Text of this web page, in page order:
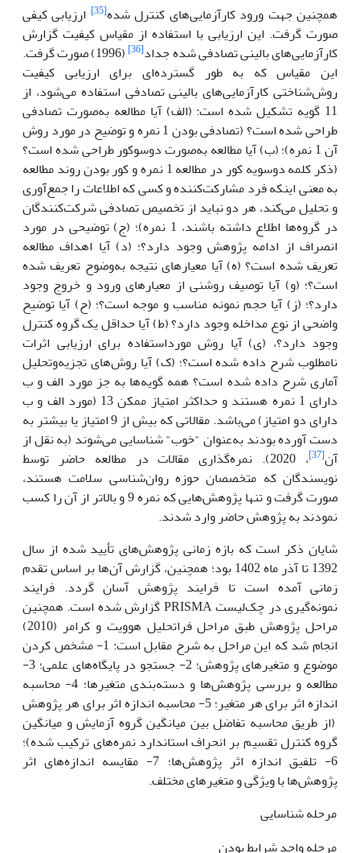
همچنین جهت ورود کارآزمایی‌های کنترل شده[35]
ارزیابی کیفی
صورت گرفت. این ارزیابی با استفاده از مقیاس کیفیت گزارش
کارآزمایی‌های بالینی تصادفی شده جداد[36]
(1996) صورت گرفت.
این مقیاس که به طور گسترده‌ای برای ارزیابی کیفیت
روش‌شناختی کارآزمایی‌های بالینی تصادفی استفاده می‌شود، از
11 گویه تشکیل شده است: (الف) آیا مطالعه به‌صورت تصادفی
طراحی شده است؟ (تصادفی بودن 1 نمره و توضیح در مورد روش
آن 1 نمره)؛ (ب) آیا مطالعه به‌صورت دوسوکور طراحی شده است؟
(ذکر کلمه دوسویه کور در مطالعه 1 نمره و کور بودن روند مطالعه
به معنی اینکه فرد مشارکت‌کننده و کسی که اطلاعات را جمع‌آوری
و تحلیل می‌کند، هر دو نباید از تخصیص تصادفی شرکت‌کنندگان
در گروه‌ها اطلاع داشته باشند، 1 نمره)؛ (ج) توضیحی در مورد
انصراف از ادامه پژوهش وجود دارد؟؛ (د) آیا اهداف مطالعه
تعریف شده است؟ (ه) آیا معیارهای نتیجه به‌وضوح تعریف شده
است؟؛ (و) آیا توصیف روشنی از معیارهای ورود و خروج وجود
دارد؟؛ (ز) آیا حجم نمونه مناسب و موجه است؟؛ (ح) آیا توضیح
واضحی از نوع مداخله وجود دارد؟ (ط) آیا حداقل یک گروه کنترل
وجود دارد؟، (ی) آیا روش مورداستفاده برای ارزیابی اثرات
نامطلوب شرح داده شده است؟؛ (ک) آیا روش‌های تجزیه‌وتحلیل
آماری شرح داده شده است؟ همه گویه‌ها به جز مورد الف و ب
دارای 1 نمره هستند و حداکثر امتیاز ممکن 13 (مورد الف و ب
دارای دو امتیاز) می‌باشد. مقالاتی که بیش از 9 امتیاز یا بیشتر به
دست آورده بودند به‌عنوان "خوب" شناسایی می‌شوند (به نقل از
آن[37]
، 2020). نمره‌گذاری مقالات در مطالعه حاضر توسط
نویسندگان که متخصصان حوزه روان‌شناسی سلامت هستند،
صورت گرفت و تنها پژوهش‌هایی که نمره 9 و بالاتر از آن را کسب
نمودند به پژوهش حاضر وارد شدند.
شایان ذکر است که بازه زمانی پژوهش‌های تأیید شده از سال
1392 تا آذر ماه 1402 بود؛ همچنین، گزارش آن‌ها بر اساس تقدم
زمانی آمده است تا فرایند پژوهش آسان گردد. فرایند
نمونه‌گیری در چک‌لیست PRISMA گزارش شده است. همچنین
مراحل پژوهش طبق مراحل فراتحلیل هوویت و کرامر (2010)
انجام شد که این مراحل به شرح مقابل است: 1- مشخص کردن
موضوع و متغیرهای پژوهش؛ 2- جستجو در پایگاه‌های علمی؛ 3-
مطالعه و بررسی پژوهش‌ها و دسته‌بندی متغیرها؛ 4- محاسبه
اندازه اثر برای هر متغیر؛ 5- محاسبه اندازه اثر برای هر پژوهش
(از طریق محاسبه تفاضل بین میانگین گروه آزمایش و میانگین
گروه کنترل تقسیم بر انحراف استاندارد نمره‌های ترکیب شده)؛
6- تلفیق اندازه اثر پژوهش‌ها؛ 7- مقایسه اندازه‌های اثر
پژوهش‌ها با ویژگی و متغیرهای مختلف.
مرحله شناسایی
مرحله واجد شرایط بودن